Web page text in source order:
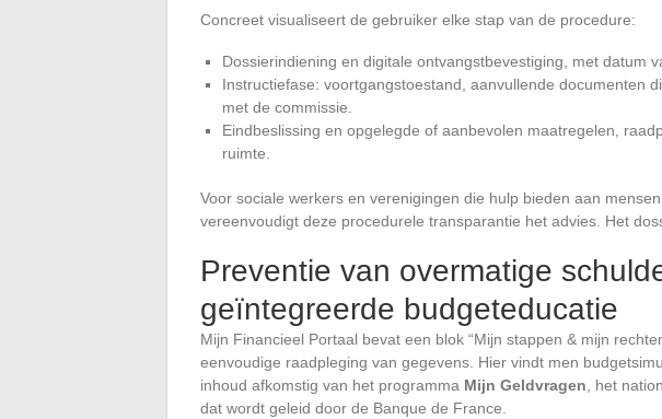
Concreet visualiseert de gebruiker elke stap van de procedure:
Dossierindiening en digitale ontvangstbevestiging, met datum
Instructiefase: voortgangstoestand, aanvullende documenten
met de commissie.
Eindbeslissing en opgelegde of aanbevolen maatregelen,
ruimte.
Voor sociale werkers en verenigingen die hulp bieden aan
vereenvoudigt deze procedurele transparantie het advies. Het
Preventie van overmatige
geïntegreerde budgeteducatie
Mijn Financieel Portaal bevat een blok “Mijn stappen & mijn
eenvoudige raadpleging van gegevens. Hier vindt men
inhoud afkomstig van het programma Mijn Geldvragen, het
dat wordt geleid door de Banque de France.